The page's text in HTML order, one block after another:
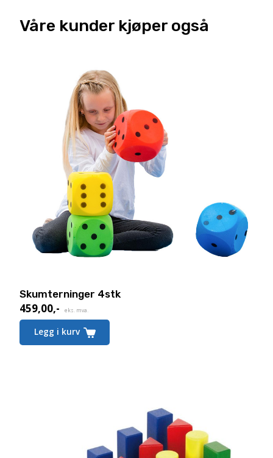
Våre kunder kjøper også
Skumterninger 4stk
459,00,- eks. mva.
Legg i kurv